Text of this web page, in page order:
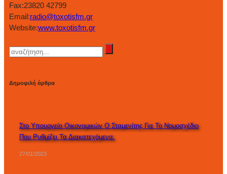
Fax:23820 42799
Email:radio@toxotisfm.gr
Website:www.toxotisfm.gr
Δημοφιλή άρθρα
Στο Υπουργείο Οικονομικών Ο Σταμενίτης Για Το Νομοσχέδιο
Που Ρυθμίζει Τα Διακατεχόμενα.
27/01/2023